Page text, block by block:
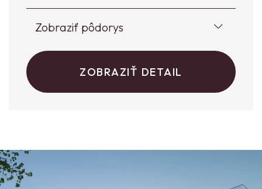
Zobraziť pôdorys
ZOBRAZIŤ DETAIL